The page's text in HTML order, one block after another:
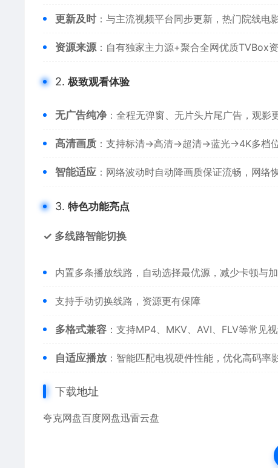
更新及时：与主流视频平台同步更新，热门院线电
资源来源：自有独家主力源+聚合全网优质TVBox
2. 极致观看体验
无广告纯净 ：全程无弹窗、无片头片尾广告，观影
高清画质 ：支持标清→高清→超清→蓝光→4K多档
智能适应 ：网络波动时自动降画质保证流畅，网络
3. 特色功能亮点
✓ 多线路智能切换
内置多条播放线路，自动选择最优源，减少卡顿与
支持手动切换线路，资源更有保障
多格式兼容 ：支持MP4、MKV、AVI、FLV等常见
自适应播放 ：智能匹配电视硬件性能，优化高码
下载地址
夸克网盘百度网盘迅雷云盘